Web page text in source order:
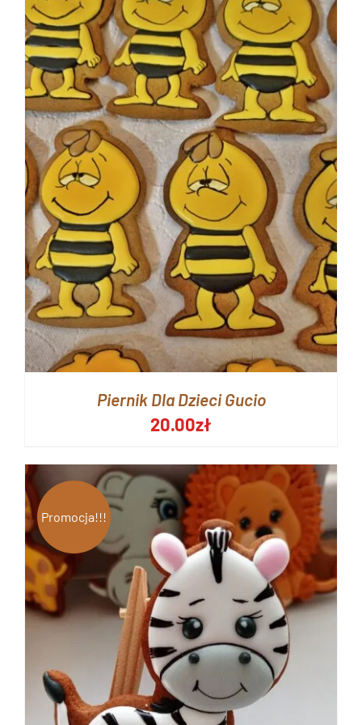
Piernik Dla Dzieci Gucio
20.00zł
Promocja!!!